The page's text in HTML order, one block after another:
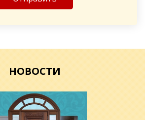
Хочу такую
НОВОСТИ